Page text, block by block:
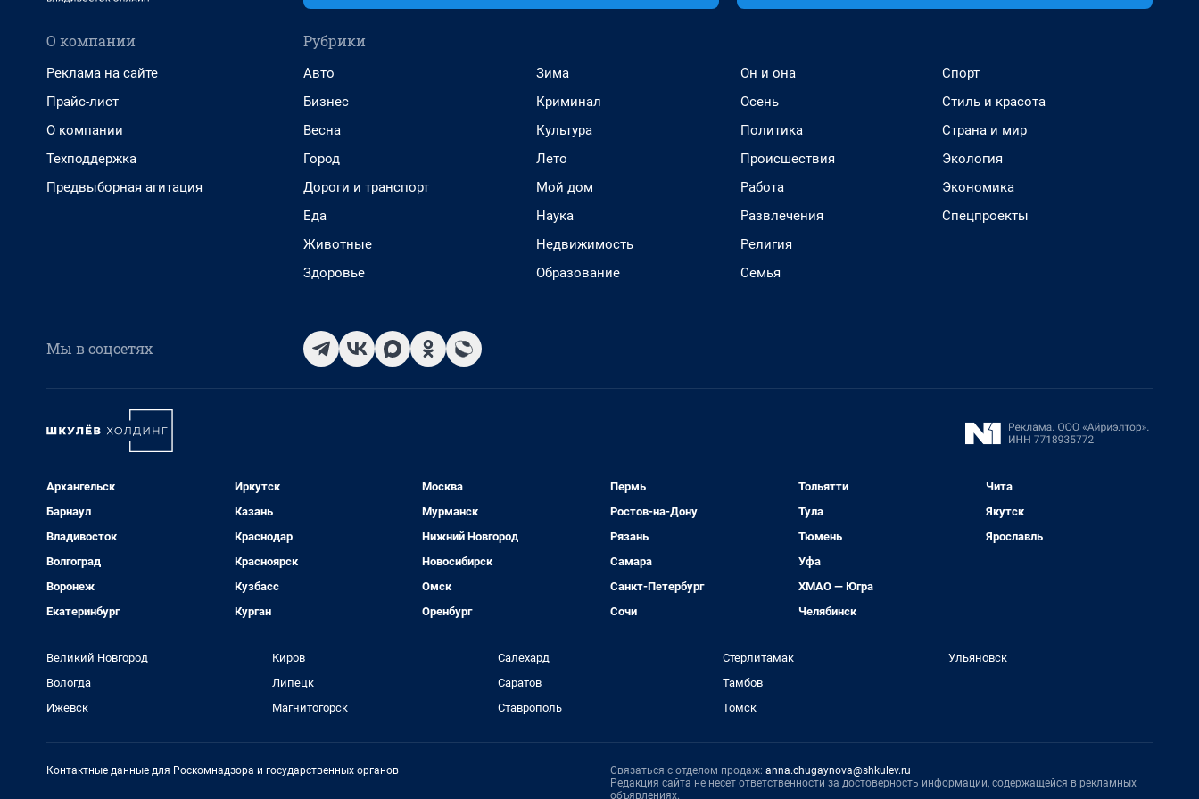
О компании
Реклама на сайте
Прайс-лист
О компании
Техподдержка
Предвыборная агитация
Рубрики
Авто
Бизнес
Весна
Город
Дороги и транспорт
Еда
Животные
Здоровье
Зима
Криминал
Культура
Лето
Мой дом
Наука
Недвижимость
Образование
Он и она
Осень
Политика
Происшествия
Работа
Развлечения
Религия
Семья
Спорт
Стиль и красота
Страна и мир
Экология
Экономика
Спецпроекты
Мы в соцсетях
Архангельск
Барнаул
Владивосток
Волгоград
Воронеж
Екатеринбург
Иркутск
Казань
Краснодар
Красноярск
Кузбасс
Курган
Москва
Мурманск
Нижний Новгород
Новосибирск
Омск
Оренбург
Пермь
Ростов-на-Дону
Рязань
Самара
Санкт-Петербург
Сочи
Тольятти
Тула
Тюмень
Уфа
ХМАО — Югра
Челябинск
Чита
Якутск
Ярославль
Великий Новгород
Вологда
Ижевск
Киров
Липецк
Магнитогорск
Салехард
Саратов
Ставрополь
Стерлитамак
Тамбов
Томск
Ульяновск
Контактные данные для Роскомнадзора и государственных органов Связаться с отделом продаж: anna.chugaynova@shkulev.ru
Редакция сайта не несет ответственности за достоверность информации, содержащейся в рекламных
объявлениях.